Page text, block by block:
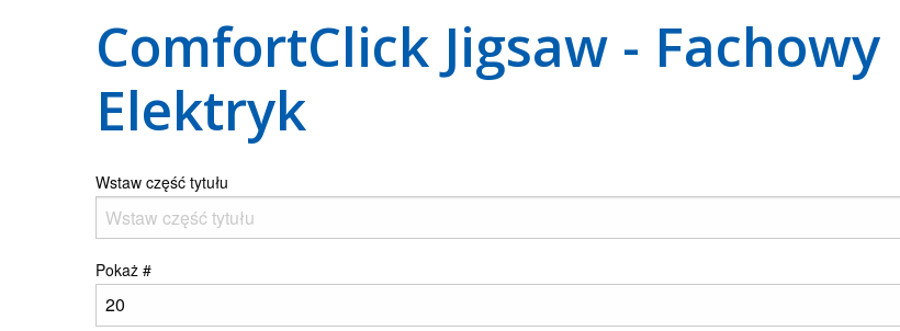
ComfortClick Jigsaw - Fachowy
Elektryk
Wstaw część tytułu
Pokaż #